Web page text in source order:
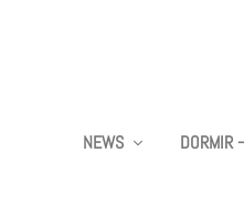
NEWS DORMIR